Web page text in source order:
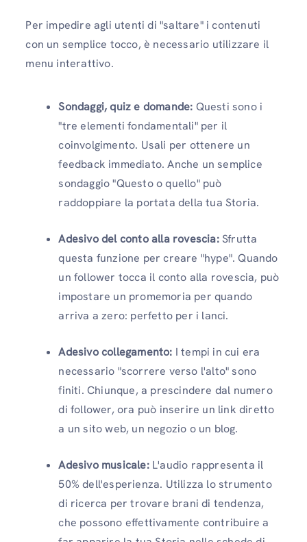
Per impedire agli utenti di "saltare" i contenuti
con un semplice tocco, è necessario utilizzare il
menu interattivo.
Sondaggi, quiz e domande: Questi sono i
"tre elementi fondamentali" per il
coinvolgimento. Usali per ottenere un
feedback immediato. Anche un semplice
sondaggio "Questo o quello" può
raddoppiare la portata della tua Storia.
Adesivo del conto alla rovescia:Sfrutta
questa funzione per creare "hype". Quando
un follower tocca il conto alla rovescia, può
impostare un promemoria per quando
arriva a zero: perfetto per i lanci.
Adesivo collegamento: I tempi in cui era
necessario "scorrere verso l'alto" sono
finiti. Chiunque, a prescindere dal numero
di follower, ora può inserire un link diretto
a un sito web, un negozio o un blog.
Adesivo musicale:L'audio rappresenta il
50% dell'esperienza. Utilizza lo strumento
di ricerca per trovare brani di tendenza,
che possono effettivamente contribuire a